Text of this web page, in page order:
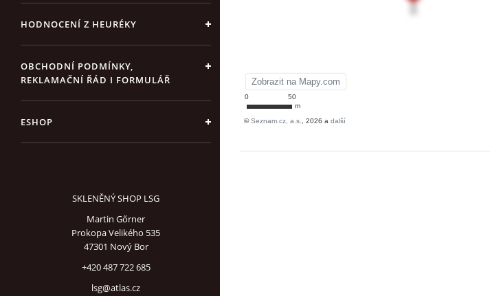
HODNOCENÍ Z HEURÉKY
OBCHODNÍ PODMÍNKY,
REKLAMAČNÍ ŘÁD I FORMULÁŘ
ESHOP
SKLENĚNÝ SHOP LSG
Martin Gőrner
Prokopa Velikého 535
47301 Nový Bor
+420 487 722 685
lsg@atlas.cz